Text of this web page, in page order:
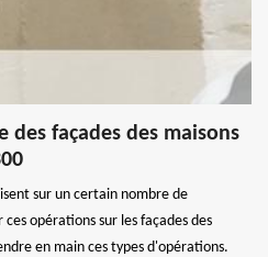
des façades des maisons
sur un certain nombre de
opérations sur les façades des
en main ces types d'opérations.